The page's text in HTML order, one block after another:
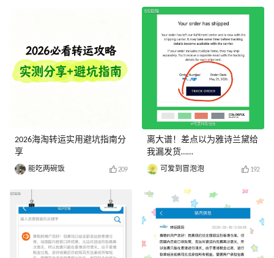
2026海淘转运实用避坑指南分
享
能吃两碗饭 209
离大谱！差点以为雅诗兰黛给
我漏发货……
可爱到冒泡泡 192